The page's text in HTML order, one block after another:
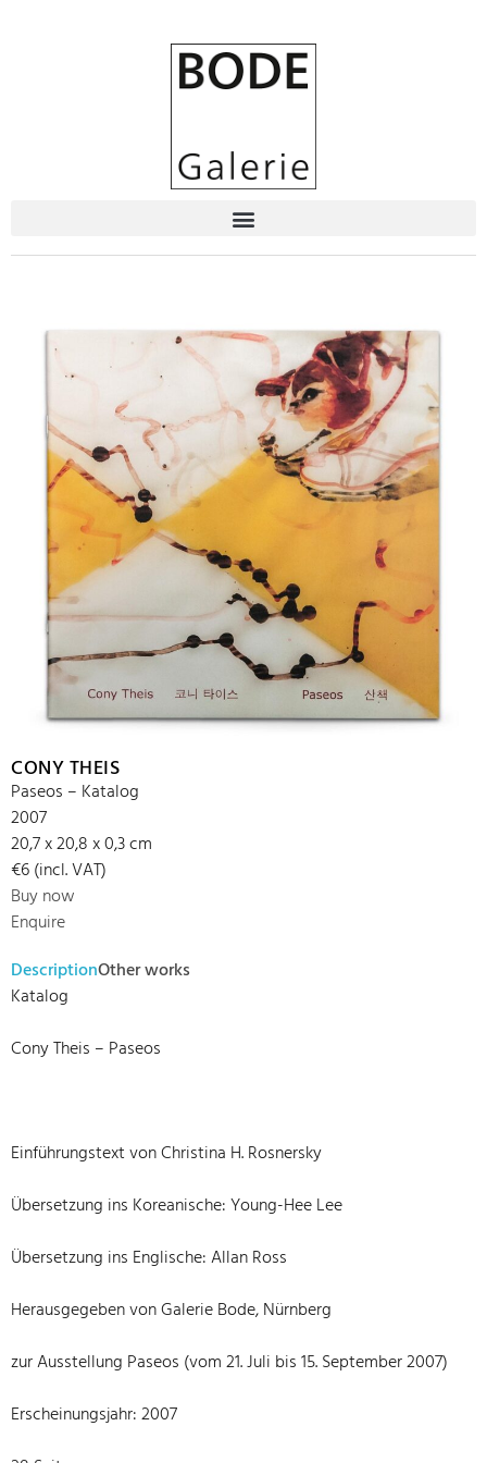
CONY THEIS
Paseos – Katalog
2007
20,7 x 20,8 x 0,3 cm
€6 (incl. VAT)
Buy now
Enquire
DescriptionOther works
Katalog
Cony Theis – Paseos
Einführungstext von Christina H. Rosnersky
Übersetzung ins Koreanische: Young-Hee Lee
Übersetzung ins Englische: Allan Ross
Herausgegeben von Galerie Bode, Nürnberg
zur Ausstellung Paseos (vom 21. Juli bis 15. September 2007)
Erscheinungsjahr: 2007